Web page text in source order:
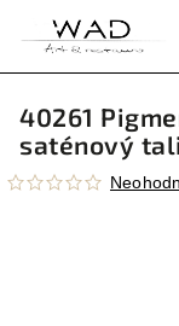
40261
saténový